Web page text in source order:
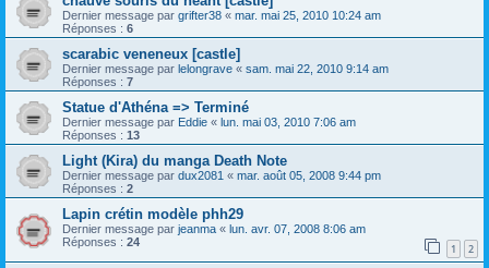
Dernier message par grifter38 « mar. mai 25, 2010 10:24 am
Réponses : 6
scarabic veneneux [castle]
Dernier message par lelongrave « sam. mai 22, 2010 9:14 am
Réponses : 7
Statue d'Athéna => Terminé
Dernier message par Eddie « lun. mai 03, 2010 7:06 am
Réponses : 13
Light (Kira) du manga Death Note
Dernier message par dux2081 « mar. août 05, 2008 9:44 pm
Réponses : 2
Lapin crétin modèle phh29
Dernier message par jeanma « lun. avr. 07, 2008 8:06 am
Réponses : 24 1 2